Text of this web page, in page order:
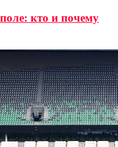
кто и почему